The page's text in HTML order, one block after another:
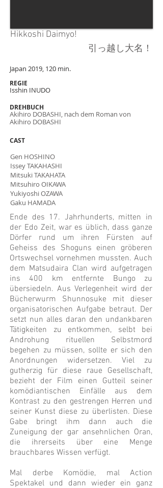
Hikkoshi Daimyo!
引っ越し大名！
Japan 2019, 120 min.
Isshin INUDO
REGIE
DREHBUCH
CAST
Akihiro DOBASHI, nach dem Roman von
Akihiro DOBASHI
Gen HOSHINO
Issey TAKAHASHI
Mitsuki TAKAHATA
Mitsuhiro OIKAWA
Yukiyoshi OZAWA
Gaku HAMADA
Ende des 17. Jahrhunderts, mitten in
der Edo Zeit, war es üblich, dass ganze
Dörfer rund um ihren Fürsten auf
Geheiss des Shoguns einen gröberen
Ortswechsel vornehmen mussten. Auch
dem Matsudaira Clan wird aufgetragen
ins 400 km entfernte Bungo zu
übersiedeln. Aus Verlegenheit wird der
Bücherwurm Shunnosuke mit dieser
organisatorischen Aufgabe betraut. Der
setzt nun alles daran den undankbaren
Tätigkeiten zu entkommen, selbt bei
Androhung rituellen Selbstmord
begehen zu müssen, sollte er sich den
Anordnungen widersetzen. Viel zu
gutherzig für diese raue Gesellschaft,
bezieht der Film einen Gutteil seiner
komödiantischen Einfälle aus dem
Kontrast zu den gestrengen Herren und
seiner Kunst diese zu überlisten. Diese
Gabe bringt ihm dann auch die
Zuneigung der gar ansehnlichen Oran,
die ihrerseits über eine Menge
brauchbares Wissen verfügt.
Mal derbe Komödie, mal Action
Spektakel und dann wieder ein ganz